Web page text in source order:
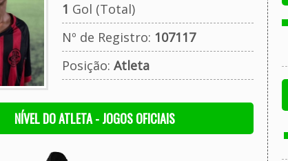
1 Gol (Total)
Nº de Registro: 107117
Posição: Atleta
NÍVEL DO ATLETA - JOGOS OFICIAIS